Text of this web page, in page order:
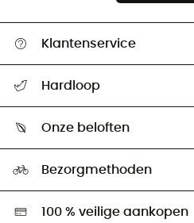
Klantenservice
Retourzendingen & Terugbetalingen
Hardloop
Ambassadeurs
Onze beloften
Hardgreen
Bezorgmethoden
100 % veilige aankopen